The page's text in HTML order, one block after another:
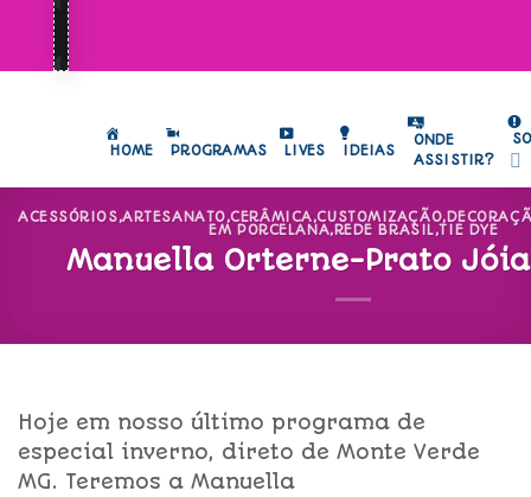
HOME PROGRAMAS LIVES IDEIAS
ONDE
ASSISTIR?
ACESSÓRIOS,ARTESANATO,CERÂMICA,CUSTOMIZAÇÃO,
EM PORCELANA,REDE BRASIL,TIE DYE
Manuella Orterne-Prato
Hoje em nosso último programa de
especial inverno, direto de Monte Verde
MG. Teremos a Manuella